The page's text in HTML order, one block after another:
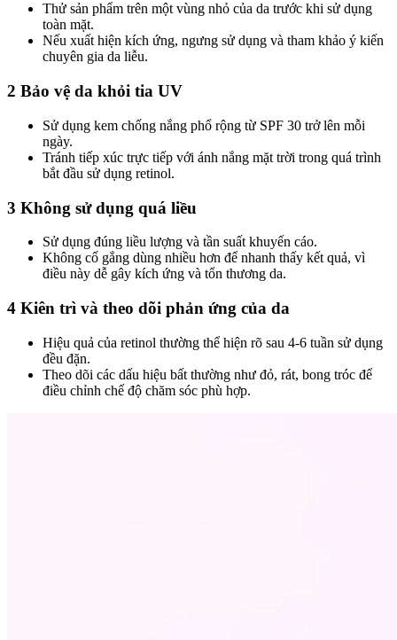
Thử sản phẩm trên một vùng nhỏ của da trước khi sử dụng
toàn mặt.
Nếu xuất hiện kích ứng, ngưng sử dụng và tham khảo ý kiến
chuyên gia da liễu.
2 Bảo vệ da khỏi tia UV
Sử dụng kem chống nắng phổ rộng từ SPF 30 trở lên mỗi
ngày.
Tránh tiếp xúc trực tiếp với ánh nắng mặt trời trong quá trình
bắt đầu sử dụng retinol.
3 Không sử dụng quá liều
Sử dụng đúng liều lượng và tần suất khuyến cáo.
Không cố gắng dùng nhiều hơn để nhanh thấy kết quả, vì
điều này dễ gây kích ứng và tổn thương da.
4 Kiên trì và theo dõi phản ứng của da
Hiệu quả của retinol thường thể hiện rõ sau 4-6 tuần sử dụng
đều đặn.
Theo dõi các dấu hiệu bất thường như đỏ, rát, bong tróc để
điều chỉnh chế độ chăm sóc phù hợp.